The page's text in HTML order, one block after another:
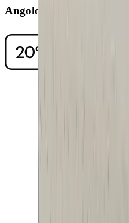
Angolo di affilatura di 20°